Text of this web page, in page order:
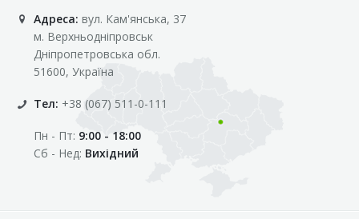
«Сільпо»
«Фора»
«Фреш»
«Фуршет»
«Цент»
Адреса: вул. Кам'янська, 37
м. Верхньодніпровськ
Дніпропетровська обл.
51600, Україна
Тел: +38 (067) 511-0-111
Пн - Пт: 9:00 - 18:00
Сб - Нед: Вихідний